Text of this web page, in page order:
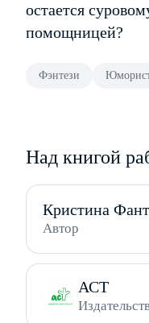
остается
помощницей?
Фэнтези
Над книгой
Кристина Фант
Автор
АСТ